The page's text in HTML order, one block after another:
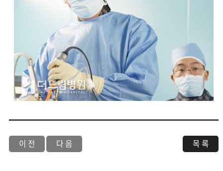
이 전 다 음 목 록